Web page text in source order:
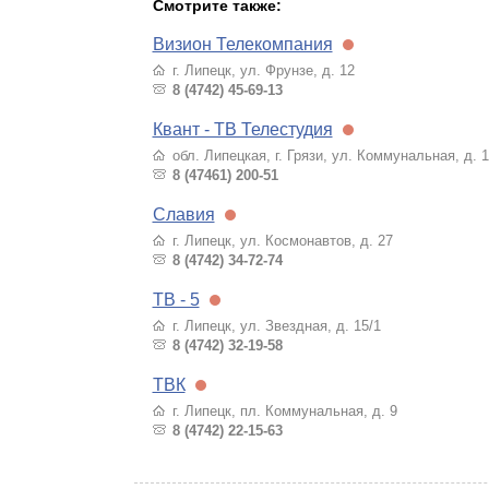
Смотрите также:
Визион Телекомпания
г. Липецк, ул. Фрунзе, д. 12
8 (4742) 45-69-13
Квант - ТВ Телестудия
обл. Липецкая, г. Грязи, ул. Коммунальная, д.
8 (47461) 200-51
Славия
г. Липецк, ул. Космонавтов, д. 27
8 (4742) 34-72-74
ТВ - 5
г. Липецк, ул. Звездная, д. 15/1
8 (4742) 32-19-58
ТВК
г. Липецк, пл. Коммунальная, д. 9
8 (4742) 22-15-63